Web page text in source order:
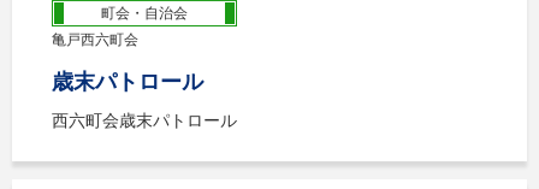
町会・自治会
亀戸西六町会
歳末パトロール
西六町会歳末パトロール